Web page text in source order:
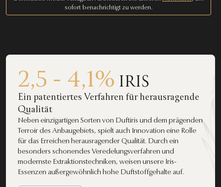
sofort benachrichtigt zu werden.
2,5 - 4,1% IRIS
Ein patentiertes Verfahren für herausragende
Qualität
Neben einzigartigen Sorten von Duftiris und dem prägenden
Terroir des Anbaugebiets, spielt auch Innovation eine Rolle
für das Erreichen herausragender Qualität. Durch ein
besonders schonendes Veredelungsverfahren und
modernste Extraktionstechniken, weisen unsere Iris-
Essenzen außergewöhnlich hohe Duftstoffgehalte auf.